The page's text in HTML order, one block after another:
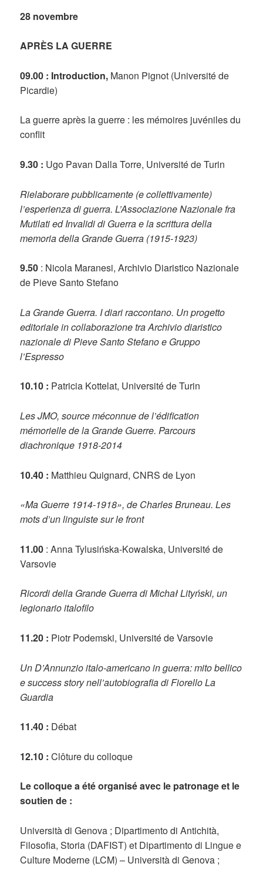
28 novembre
APRÈS LA GUERRE
09.00 : Introduction, Manon Pignot (Université de
Picardie)
La guerre après la guerre : les mémoires juvéniles du
conflit
9.30 : Ugo Pavan Dalla Torre, Université de Turin
Rielaborare pubblicamente (e collettivamente)
l’esperienza di guerra. L’Associazione Nazionale fra
Mutilati ed Invalidi di Guerra e la scrittura della
memoria della Grande Guerra (1915-1923)
9.50 : Nicola Maranesi, Archivio Diaristico Nazionale
de Pieve Santo Stefano
La Grande Guerra. I diari raccontano. Un progetto
editoriale in collaborazione tra Archivio diaristico
nazionale di Pieve Santo Stefano e Gruppo
l’Espresso
10.10 : Patricia Kottelat, Université de Turin
Les JMO, source méconnue de l’édification
mémorielle de la Grande Guerre. Parcours
diachronique 1918-2014
10.40 : Matthieu Quignard, CNRS de Lyon
«Ma Guerre 1914-1918», de Charles Bruneau. Les
mots d’un linguiste sur le front
11.00 : Anna Tylusińska-Kowalska, Université de
Varsovie
Ricordi della Grande Guerra di Michał Lityński, un
legionario italofilo
11.20 : Piotr Podemski, Université de Varsovie
Un D’Annunzio italo-americano in guerra: mito bellico
e success story nell’autobiografia di Fiorello La
Guardia
11.40 : Débat
12.10 : Clôture du colloque
Le colloque a été organisé avec le patronage et le
soutien de :
Università di Genova ; Dipartimento di Antichità,
Filosofia, Storia (DAFIST) et Dipartimento di Lingue e
Culture Moderne (LCM) – Università di Genova ;